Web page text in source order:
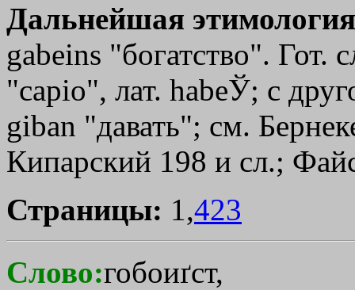
Дальнейшая
gabeins "богатство". Гот.
"capio", лат. habeЎ; с
giban "давать"; см.
Кипарский 198 и сл.;
Страницы: 1,423
Слово:гобоиґст,